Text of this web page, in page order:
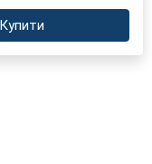
Купити